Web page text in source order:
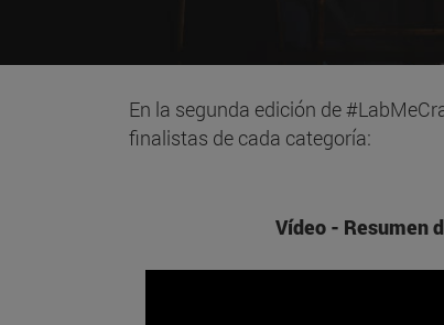
En la segunda edición de
finalistas de cada categoría:
Vídeo - Resumen